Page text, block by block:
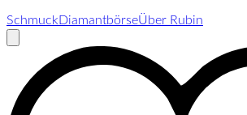
SchmuckDiamantbörseÜber Rubin